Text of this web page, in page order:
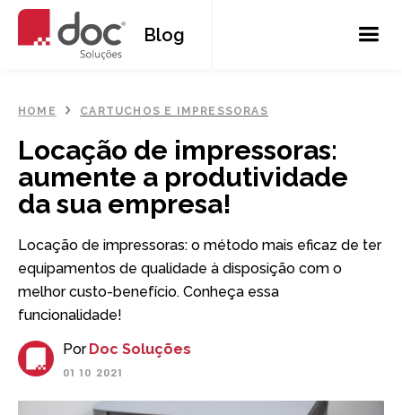
Blog
HOME CARTUCHOS E IMPRESSORAS
Locação de impressoras:
aumente a produtividade
da sua empresa!
Locação de impressoras: o método mais eficaz de ter
equipamentos de qualidade à disposição com o
melhor custo-benefício. Conheça essa
funcionalidade!
Por Doc Soluções
01 10 2021